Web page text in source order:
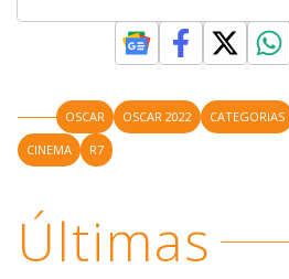
OSCAR OSCAR 2022 CATEGORIAS
CINEMA
R7
Últimas